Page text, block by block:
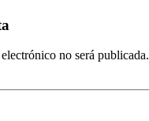
no será publicada.